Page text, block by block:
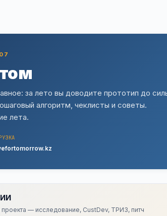
за лето вы доводите прототип до
алгоритм, чеклисты и советы.
лета.
— исследование, CustDev, ТРИЗ, питч